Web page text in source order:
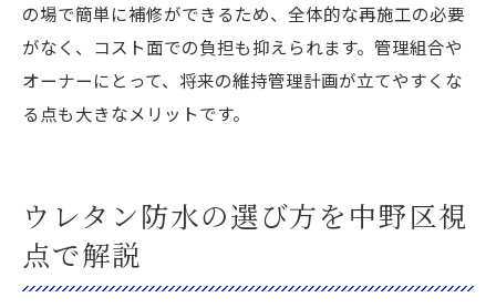
の場で簡単に補修ができるため、全体的な再施工の必要
がなく、コスト面での負担も抑えられます。管理組合や
オーナーにとって、将来の維持管理計画が立てやすくな
る点も大きなメリットです。
ウレタン防水の選び方を中野区視
点で解説